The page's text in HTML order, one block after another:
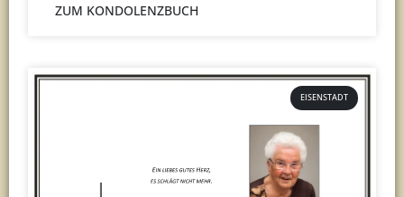
ZUM KONDOLENZBUCH
EISENSTADT